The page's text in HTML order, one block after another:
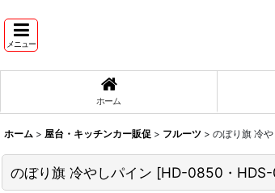
メニュー
ホーム
ホーム > 屋台・キッチンカー販促 > フルーツ > のぼり旗 冷
のぼり旗 冷やしパイン [HD-0850・